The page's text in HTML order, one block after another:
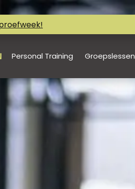
Personal Training Groepslessen